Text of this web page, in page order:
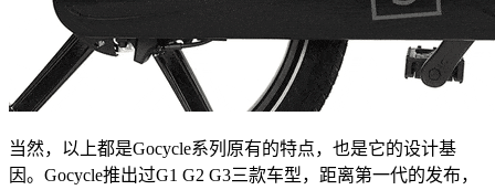
当然，以上都是Gocycle系列原有的特点，也是它的设计基
因。Gocycle推出过G1 G2 G3三款车型，距离第一代的发布，